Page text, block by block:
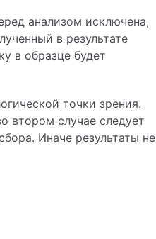
анализом исключена,
в результате
в образце будет
точки зрения.
втором случае следует
Иначе результаты не